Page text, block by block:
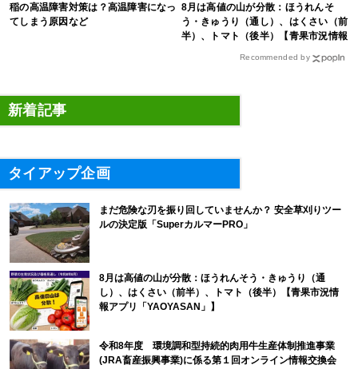
稲の高温障害対策は？高温障害になっ
てしまう原因など
8月は高値の山が分散：ほうれんそ
う・きゅうり（通し）、はくさい（前
半）、トマト（後半）【青果市況情報
Recommended by
新着記事
タイアップ企画
まだ危険な刃を振り回していませんか？ 安全草刈りツー
ルの決定版「SuperカルマーPRO」
8月は高値の山が分散：ほうれんそう・きゅうり（通
し）、はくさい（前半）、トマト（後半）【青果市況情
報アプリ「YAOYASAN」】
令和8年度 環境調和型持続的肉用牛生産体制推進事業
(JRA畜産振興事業)に係る第１回オンライン情報交換会